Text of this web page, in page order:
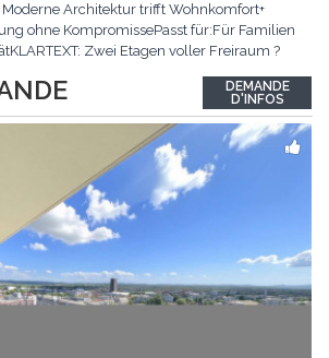
Architektur trifft Wohnkomfort+
ohne KompromissePasst für:Für Familien
Zwei Etagen voller Freiraum ?
22 73
DEMANDE
D'INFOS